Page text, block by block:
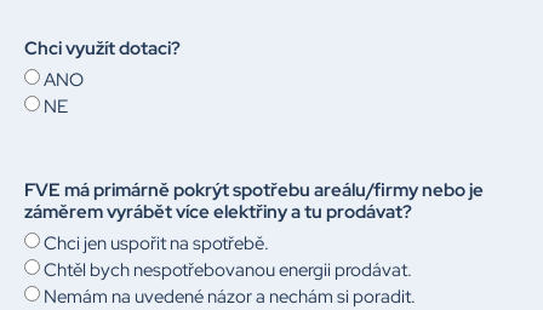
Chci využít dotaci?
ANO
NE
FVE má primárně pokrýt spotřebu areálu/firmy nebo je
záměrem vyrábět více elektřiny a tu prodávat?
Chci jen uspořit na spotřebě.
Chtěl bych nespotřebovanou energii prodávat.
Nemám na uvedené názor a nechám si poradit.